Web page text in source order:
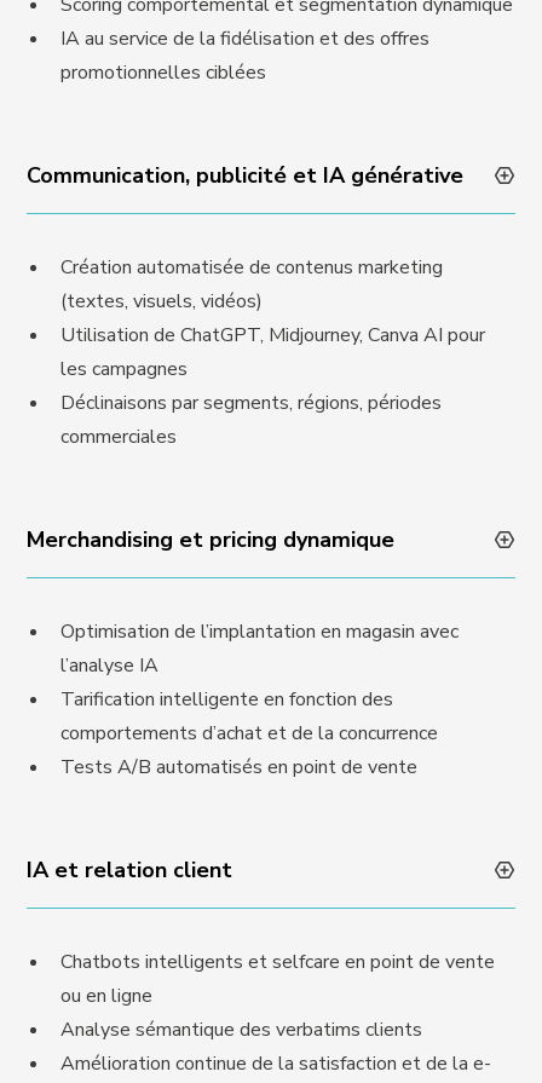
IA au service de la fidélisation et des offres
promotionnelles ciblées
Communication, publicité et IA générative
Création automatisée de contenus marketing
(textes, visuels, vidéos)
Utilisation de ChatGPT, Midjourney, Canva AI pour
les campagnes
Déclinaisons par segments, régions, périodes
commerciales
Merchandising et pricing dynamique
Optimisation de l’implantation en magasin avec
l’analyse IA
Tarification intelligente en fonction des
comportements d’achat et de la concurrence
Tests A/B automatisés en point de vente
IA et relation client
Chatbots intelligents et selfcare en point de vente
ou en ligne
Analyse sémantique des verbatims clients
Amélioration continue de la satisfaction et de la e-